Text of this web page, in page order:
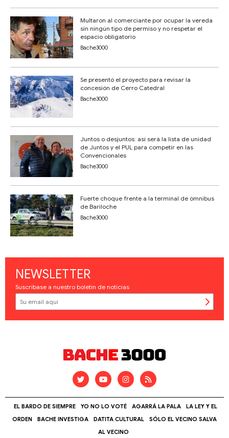
Multaron al comerciante por ocupar la vereda
sin ningún tipo de permiso y no respetar el
espacio obligatorio
Bache3000
Se presentó el proyecto para revisar la
concesión de Cerro Catedral
Bache3000
Juntos o desjuntos: así será la lista de unidad
de Juntos y el PUL para competir en las
Convencionales
Bache3000
Fuerte choque frente a la terminal de ómnibus
de Bariloche
Bache3000
NEWSLETTER
Suscríbase a nuestro boletín de noticias
EL BARDO DE SIEMPRE YO NO LO VOTÉ AGARRÁ LA PALA
LA LEY Y EL
ORDEN
BACHE INVESTIGA DATITA CULTURAL
SÓLO EL VECINO SALVA
AL VECINO